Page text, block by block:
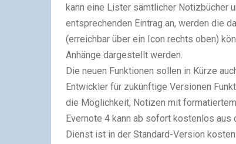
kann eine Lister sämtlicher Notizbücher
entsprechenden Eintrag an, werden die
(erreichbar über ein Icon rechts oben)
Anhänge dargestellt werden.
Die neuen Funktionen sollen in Kürze
Entwickler für zukünftige Versionen
die Möglichkeit, Notizen mit
Evernote 4 kann ab sofort kostenlos aus
Dienst ist in der Standard-Version